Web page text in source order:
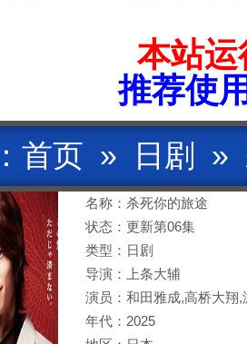
本站
推荐使
首页 » 日剧 »
名称：杀死你的旅途
状态：更新第06集
类型：日剧
导演：上条大辅
演员：和田雅成,高桥大翔
年代：2025